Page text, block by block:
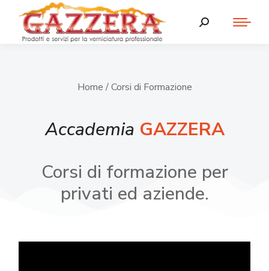
Home / Corsi di Formazione
Accademia GAZZERA
Corsi di formazione per
privati ed aziende.